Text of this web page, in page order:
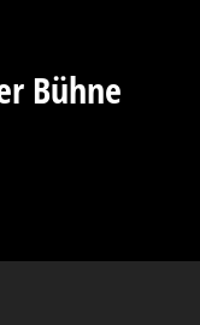
Bühne